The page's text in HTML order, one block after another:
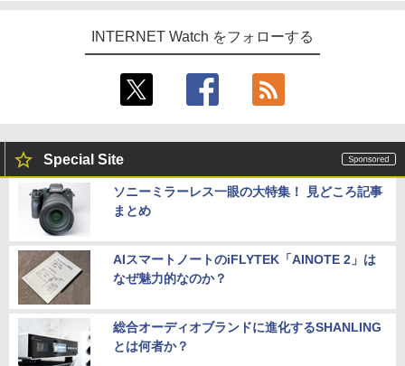
INTERNET Watch をフォローする
Special Site
ソニーミラーレス一眼の大特集！ 見どころ記事
まとめ
AIスマートノートのiFLYTEK「AINOTE 2」は
なぜ魅力的なのか？
総合オーディオブランドに進化するSHANLING
とは何者か？